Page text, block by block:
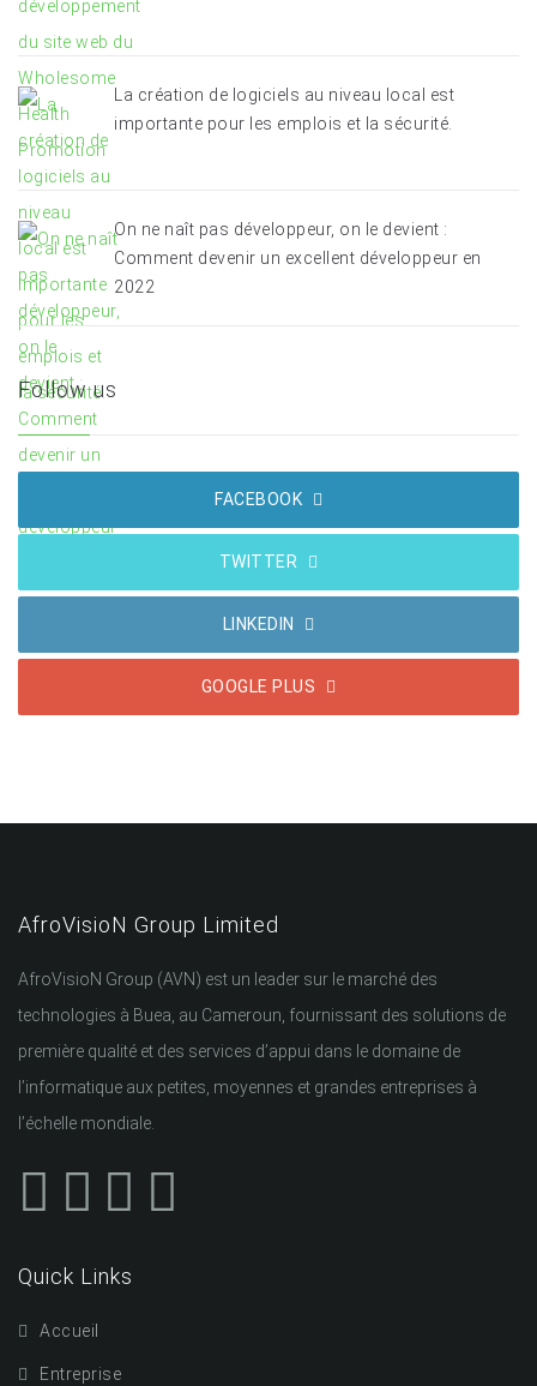
La création de logiciels au niveau local est
importante pour les emplois et la sécurité.
On ne naît pas développeur, on le devient :
Comment devenir un excellent développeur en
2022
Follow us
FACEBOOK
TWITTER
LINKEDIN
GOOGLE PLUS
AfroVisioN Group Limited
AfroVisioN Group (AVN) est un leader sur le marché des
technologies à Buea, au Cameroun, fournissant des solutions de
première qualité et des services d’appui dans le domaine de
l’informatique aux petites, moyennes et grandes entreprises à
l’échelle mondiale.
Quick Links
Accueil
Entreprise